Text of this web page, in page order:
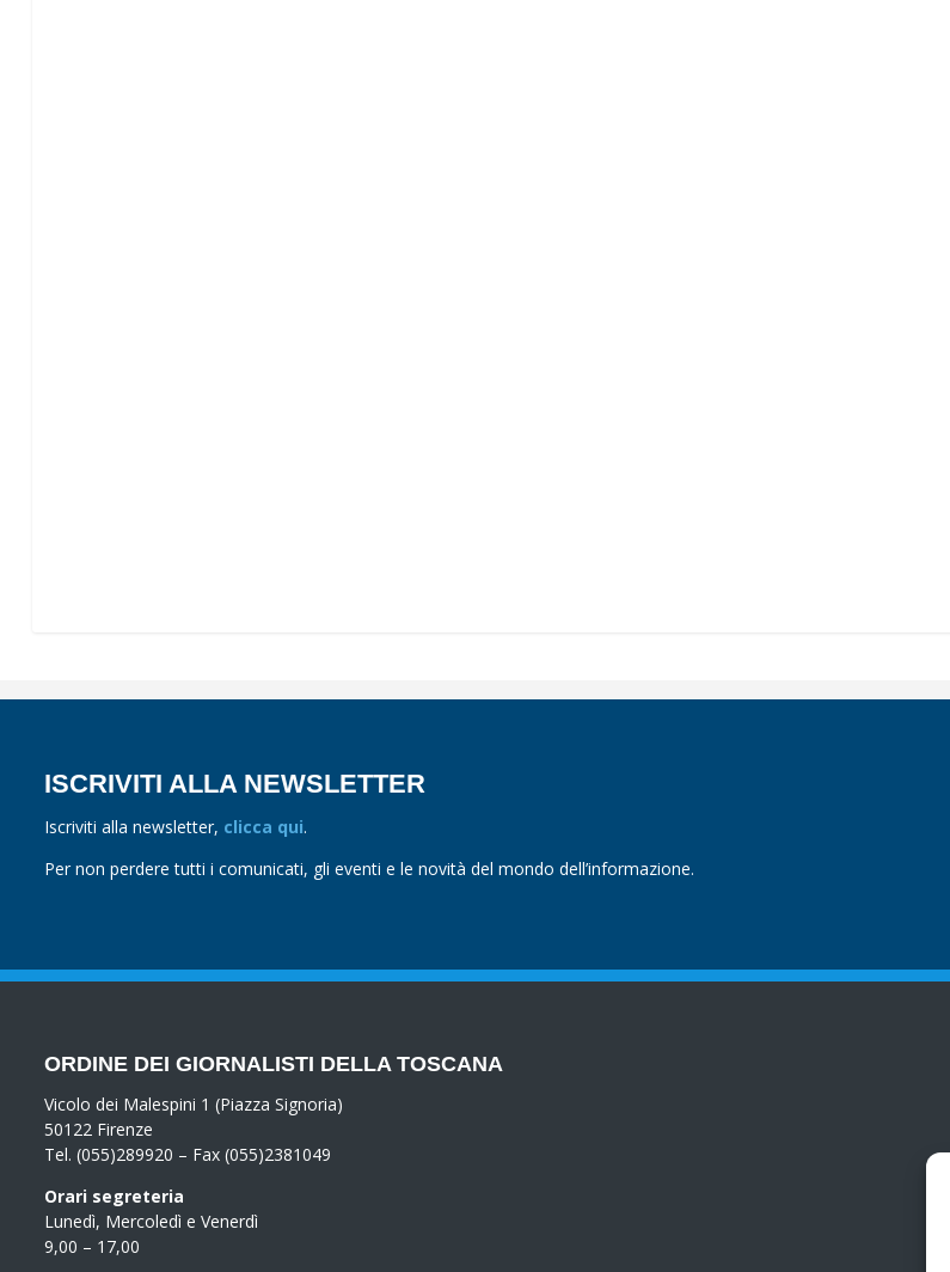
ISCRIVITI ALLA NEWSLETTER
Iscriviti alla newsletter, clicca qui.
Per non perdere tutti i comunicati, gli eventi e le novità del mondo dell’informazione.
ORDINE DEI GIORNALISTI DELLA TOSCANA
Vicolo dei Malespini 1 (Piazza Signoria)
50122 Firenze
Tel. (055)289920 – Fax (055)2381049
Orari segreteria
Lunedì, Mercoledì e Venerdì
9,00 – 17,00